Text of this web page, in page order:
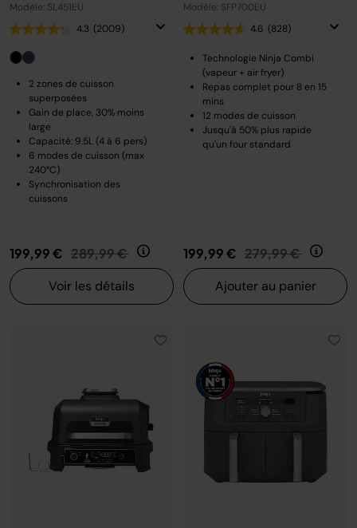
Modèle: SL451EU
4.3 (2009)
2 zones de cuisson
superposées
Gain de place, 30% moins
large
Capacité: 9.5L (4 à 6 pers)
6 modes de cuisson (max
240°C)
Synchronisation des
cuissons
199,99 € Prix réduit de
289,99 € au
Voir les détails
Modèle: SFP700EU
4.6 (828)
Technologie Ninja Combi
(vapeur + air fryer)
Repas complet pour 8 en 15
mins
12 modes de cuisson
Jusqu'à 50% plus rapide
qu'un four standard
199,99 € Prix réduit de
279,99 € au
Ajouter au panier